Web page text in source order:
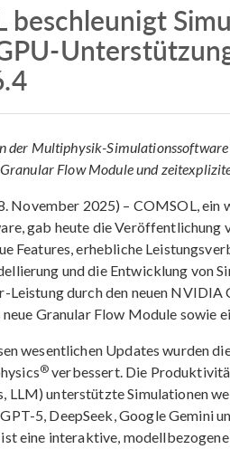
beschleunigt
der Multiphysik-
Granular Flow Module und
November 2025) – COMSOL,
gab heute die Veröffentlichung
Features, erhebliche
und die Entwicklung von
Leistung durch den neuen
Granular Flow Module sowie
wesentlichen Updates wurden
® verbessert. Die
LLM) unterstützte Simulationen
5, DeepSeek, Google
eine interaktive,